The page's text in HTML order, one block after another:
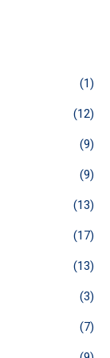
(1)
(12)
(9)
(9)
(13)
(17)
(13)
(3)
(7)